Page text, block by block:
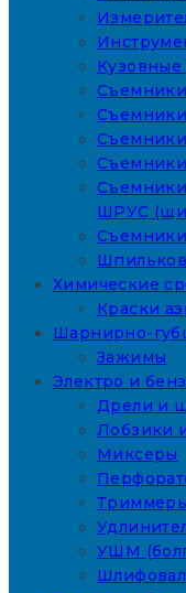
Кузовные
ШРУС
Химические
Краски
Шарнирно-
Зажимы
Электро и
Дрели и
Лобзики
Миксеры
УШМ